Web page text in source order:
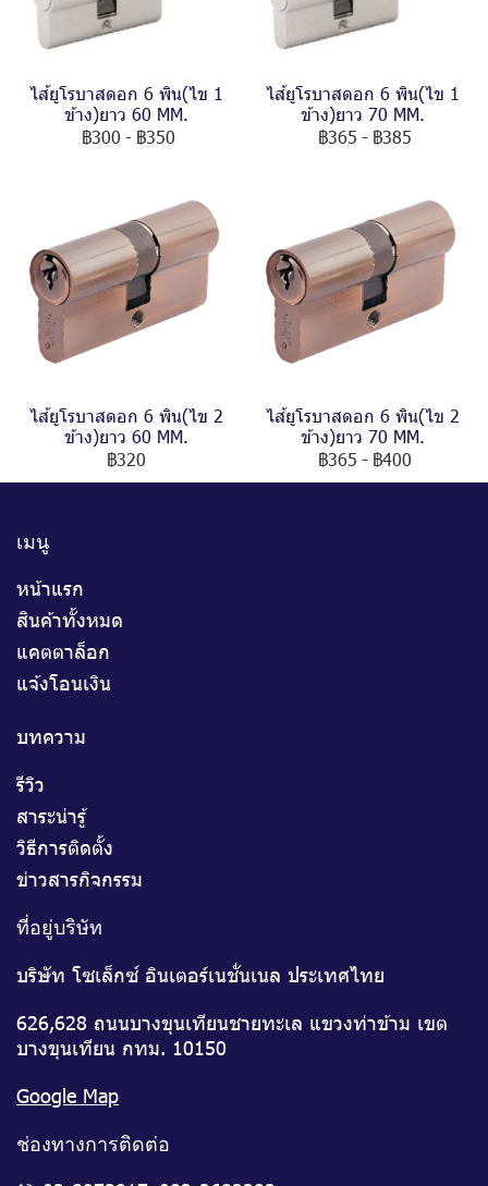
ไส้ยูโรบาสดอก 6 พิน(ไข 1
ข้าง)ยาว 60 MM.
฿300 - ฿350
ไส้ยูโรบาสดอก 6 พิน(ไข 1
ข้าง)ยาว 70 MM.
฿365 - ฿385
ไส้ยูโรบาสดอก 6 พิน(ไข 2
ข้าง)ยาว 60 MM.
฿320
ไส้ยูโรบาสดอก 6 พิน(ไข 2
ข้าง)ยาว 70 MM.
฿365 - ฿400
เมนู
หน้าแรก
สินค้าทั้งหมด
แคตตาล็อก
แจ้งโอนเงิน
บทความ
รีวิว
สาระน่ารู้
วิธีการติดตั้ง
ข่าวสารกิจกรรม
ที่อยู่บริษัท
บริษัท โซเล็กซ์ อินเตอร์เนชั่นเนล ประเทศไทย
626,628 ถนนบางขุนเทียนชายทะเล แขวงท่าข้าม เขต
บางขุนเทียน กทม. 10150
Google Map
ช่องทางการติดต่อ